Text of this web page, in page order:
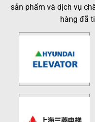
sản phẩm và dịch vụ
hàng đã